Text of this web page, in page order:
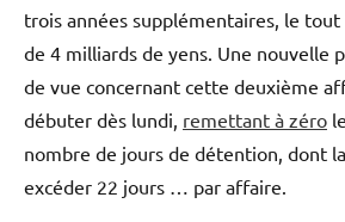
trois années supplémentaires, le
de 4 milliards de yens. Une nouvelle
de vue concernant cette deuxième
débuter dès lundi, remettant à zéro
nombre de jours de détention, dont
excéder 22 jours … par affaire.